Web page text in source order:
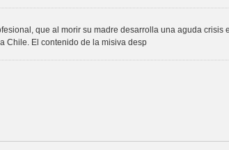
que al morir su madre desarrolla una aguda crisis
Chile. El contenido de la misiva desp